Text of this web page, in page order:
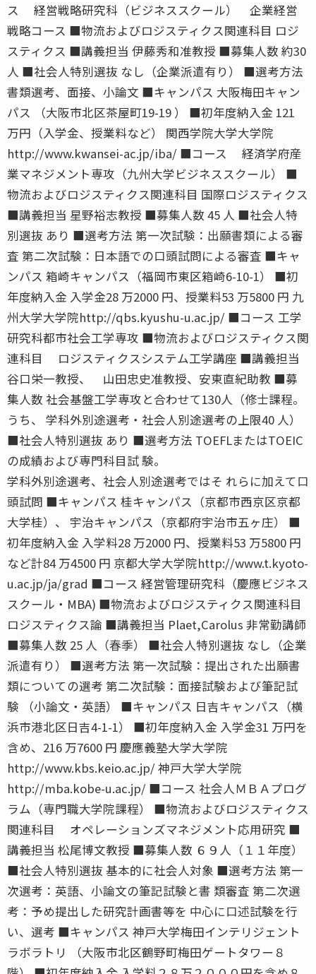
ス 経営戦略研究科（ビジネススクール） 企業経営
戦略コース ■物流およびロジスティクス関連科目 ロジ
スティクス ■講義担当 伊藤秀和准教授 ■募集人数 約30
人 ■社会人特別選抜 なし（企業派遣有り） ■選考方法
書類選考、面接、小論文 ■キャンパス 大阪梅田キャン
パス （大阪市北区茶屋町19-19 ） ■初年度納入金 121
万円（入学金、授業料など） 関西学院大学大学院
http://www.kwansei-ac.jp/iba/ ■コース 経済学府産
業マネジメント専攻（九州大学ビジネススクール） ■
物流およびロジスティクス関連科目 国際ロジスティクス
■講義担当 星野裕志教授 ■募集人数 45 人 ■社会人特
別選抜 あり ■選考方法 第一次試験：出願書類による審
査 第二次試験：日本語での口頭試問による審査 ■キャ
ンパス 箱崎キャンパス（福岡市東区箱崎6-10-1） ■初
年度納入金 入学金28 万2000 円、授業料53 万5800 円 九
州大学大学院http://qbs.kyushu-u.ac.jp/ ■コース 工学
研究科都市社会工学専攻 ■物流およびロジスティクス関
連科目 ロジスティクスシステム工学講座 ■講義担当
谷口栄一教授、 山田忠史准教授、安東直紀助教 ■募
集人数 社会基盤工学専攻と合わせて130人（修士課程。
うち、 学科外別途選考・社会人別途選考の上限40 人）
■社会人特別選抜 あり ■選考方法 TOEFLまたはTOEIC
の成績および専門科目試 験。
学科外別途選考、社会人別途選考ではそ れらに加えて口
頭試問 ■キャンパス 桂キャンパス（京都市西京区京都
大学桂）、 宇治キャンパス（京都府宇治市五ヶ庄） ■
初年度納入金 入学料28 万2000 円、授業料53 万5800 円
など計84 万4500 円 京都大学大学院http://www.t.kyoto-
u.ac.jp/ja/grad ■コース 経営管理研究科（慶應ビジネス
スクール・MBA) ■物流およびロジスティクス関連科目
ロジスティクス論 ■講義担当 Plaet,Carolus 非常勤講師
■募集人数 25 人（春季） ■社会人特別選抜 なし（企業
派遣有り） ■選考方法 第一次試験：提出された出願書
類についての選考 第二次試験：面接試験および筆記試
験 （小論文・英語） ■キャンパス 日吉キャンパス（横
浜市港北区日吉4-1-1） ■初年度納入金 入学金31 万円を
含め、216 万7600 円 慶應義塾大学大学院
http://www.kbs.keio.ac.jp/ 神戸大学大学院
http://mba.kobe-u.ac.jp/ ■コース 社会人ＭＢＡプログ
ラム（専門職大学院課程） ■物流およびロジスティクス
関連科目 オペレーションズマネジメント応用研究 ■
講義担当 松尾博文教授 ■募集人数 ６９人（１１年度）
■社会人特別選抜 基本的に社会人対象 ■選考方法 第一
次選考：英語、小論文の筆記試験と書 類審査 第二次選
考：予め提出した研究計画書等を 中心に口述試験を行
い、選考 ■キャンパス 神戸大学梅田インテリジェント
ラボラトリ （大阪市北区鶴野町梅田ゲートタワー８